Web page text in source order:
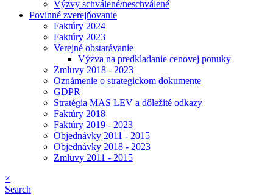
Výzvy schválené/neschválené
Povinné zverejňovanie
Faktúry 2024
Faktúry 2023
Verejné obstarávanie
Výzva na predkladanie cenovej ponuky
Zmluvy 2018 - 2023
Oznámenie o strategickom dokumente
GDPR
Stratégia MAS LEV a dôležité odkazy
Faktúry 2018
Faktúry 2019 - 2023
Objednávky 2011 - 2015
Objednávky 2018 - 2023
Zmluvy 2011 - 2015
×
Search